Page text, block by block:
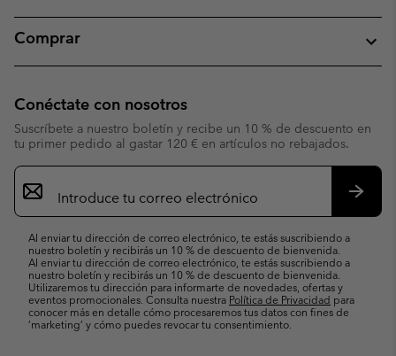
Comprar
Conéctate con nosotros
Suscríbete a nuestro boletín y recibe un 10 % de descuento en
tu primer pedido al gastar 120 € en artículos no rebajados.
Suscripción
de
correo
Al enviar tu dirección de correo electrónico, te estás suscribiendo a
nuestro boletín y recibirás un 10 % de descuento de bienvenida.
Al enviar tu dirección de correo electrónico, te estás suscribiendo a
nuestro boletín y recibirás un 10 % de descuento de bienvenida.
Utilizaremos tu dirección para informarte de novedades, ofertas y
eventos promocionales. Consulta nuestra Política de Privacidad para
conocer más en detalle cómo procesaremos tus datos con fines de
’marketing’ y cómo puedes revocar tu consentimiento.